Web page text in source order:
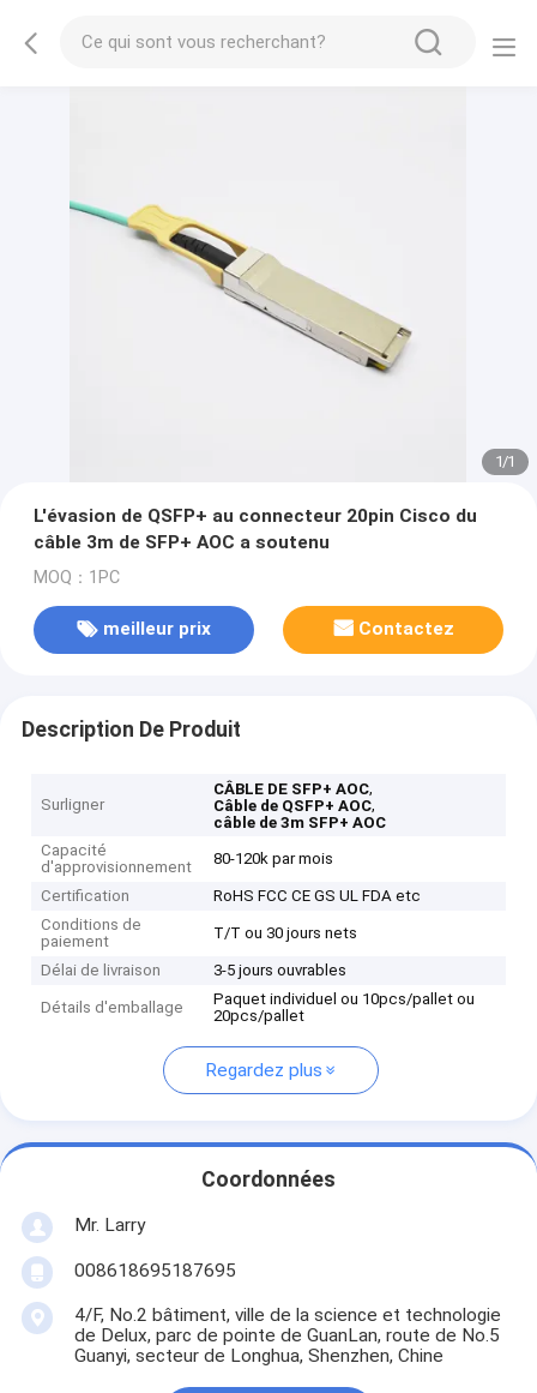
1/1
L'évasion de QSFP+ au connecteur 20pin Cisco du
câble 3m de SFP+ AOC a soutenu
MOQ：1PC
meilleur prix Contactez
Description De Produit
Surligner
CÂBLE DE SFP+ AOC,
Câble de QSFP+ AOC,
câble de 3m SFP+ AOC
Capacité
d'approvisionnement
80-120k par mois
Certification
RoHS FCC CE GS UL FDA etc
Conditions de
paiement
T/T ou 30 jours nets
Délai de livraison 3-5 jours ouvrables
Détails d'emballage
Paquet individuel ou 10pcs/pallet ou
20pcs/pallet
Regardez plus
Coordonnées
Mr. Larry
008618695187695
4/F, No.2 bâtiment, ville de la science et technologie
de Delux, parc de pointe de GuanLan, route de No.5
Guanyi, secteur de Longhua, Shenzhen, Chine